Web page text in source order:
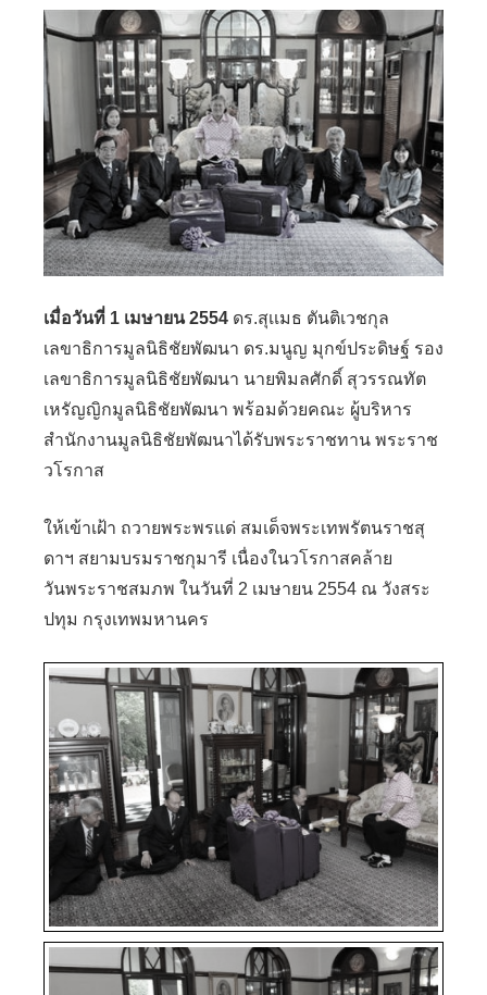
เมื่อวันที่ 1 เมษายน 2554 ดร.สุเเมธ ตันติเวชกุล
เลขาธิการมูลนิธิชัยพัฒนา ดร.มนูญ มุกข์ประดิษฐ์ รอง
เลขาธิการมูลนิธิชัยพัฒนา นายพิมลศักดิ์ สุวรรณทัต
เหรัญญิกมูลนิธิชัยพัฒนา พร้อมด้วยคณะ ผู้บริหาร
สำนักงานมูลนิธิชัยพัฒนาได้รับพระราชทาน พระราช
วโรกาส
ให้เข้าเฝ้า ถวายพระพรแด่ สมเด็จพระเทพรัตนราชสุ
ดาฯ สยามบรมราชกุมารี เนื่องในวโรกาสคล้าย
วันพระราชสมภพ ในวันที่ 2 เมษายน 2554 ณ วังสระ
ปทุม กรุงเทพมหานคร